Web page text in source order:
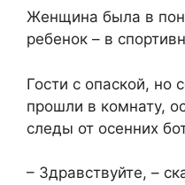
Женщина была в
ребенок – в
Гости с опаской, но
прошли в комнату,
следы от осенних
– Здравствуйте, –